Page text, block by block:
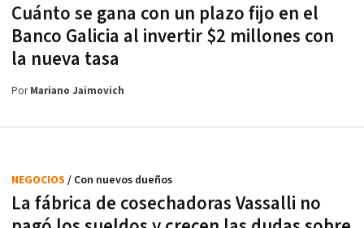
Cuánto se gana con un plazo fijo en el
Banco Galicia al invertir $2 millones con
la nueva tasa
PorMariano Jaimovich
La fábrica de cosechadoras Vassalli no
NEGOCIOS / Con nuevos dueños